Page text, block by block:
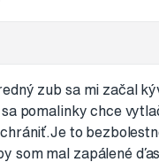
zub sa mi začal
pomalinky chce
to
som mal zapálené